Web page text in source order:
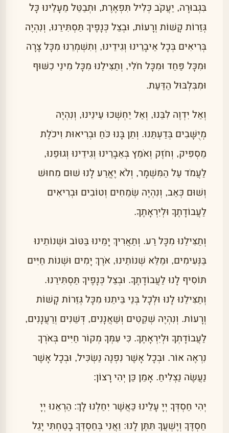
בִּגְבוּרָה, יַעֲקֹב כְּלִיל תִּפְאֶרֶת, וּתְבַטֵּל מֵעָלֵינוּ כָּל
גְּזֵרוֹת קָשׁוֹת וְרָעוֹת, וּבְצֵל כְּנָפֶיךָ תַּסְתִּירֵנוּ, וְנִהְיֶה
בְּרִיאִים בְּכָל אֵיבָרֵינוּ וְגִידֵינוּ, וְתִשְׁמְרֵנוּ מִכָּל צָרָה
וּמִכָּל פַּחַד וּמִכָּל חֹלִי, וְתַצִּילֵנוּ מִכָּל מִינֵי כִשּׁוּף
וּמִבִּלְבּוּל הַדַּעַת.
וְאַל יִדְוֶה לִבֵּנוּ, וְאַל יַחְשְׁכוּ עֵינֵינוּ, וְנִהְיֶה
מְיֻשָּׁבִים בְּדַעְתֵּנוּ. וְתֵן בָּנוּ כֹּחַ וּבְרִיאוּת וִיכֹלֶת
מַסְפִּיק, וְחֹזֶק וְאֹמֵץ בְּאֵבָרֵינוּ וְגִידֵינוּ וְגוּפֵנוּ,
לַעֲמֹד עַל הַמִּשְׁמָר, וְלֹא יֶאֱרַע לָנוּ שׁוּם מִחוּשׁ
וְשׁוּם כְּאֵב, וְנִהְיֶה שְׂמֵחִים וְטוֹבִים וּבְרִיאִים
לַעֲבוֹדָתֶךָ וּלְיִרְאָתֶךָ.
וְתַצִּילֵנוּ מִכָּל רַע. וְתַאֲרִיךְ יָמֵינוּ בַּטּוֹב וּשְׁנוֹתֵינוּ
בַּנְּעִימִים, וּמַלֵּא שְׁנוֹתֵינוּ, אֹרֶךְ יָמִים וּשְׁנוֹת חַיִּים
תּוֹסִיף לָנוּ לַעֲבוֹדָתֶךָ. וּבְצֵל כְּנָפֶיךָ תַּסְתִּירֵנוּ.
וְתַצִּילֵנוּ לָנוּ וּלְכָל בְּנֵי בֵּיתֵנוּ מִכָּל גְּזֵרוֹת קָשׁוֹת
וְרָעוֹת. וְנִהְיֶה שְׁקֵטִים וְשַׁאֲנָנִים, דְּשֵׁנִים וְרַעֲנָנִים,
לַעֲבוֹדָתְךָ וּלְיִרְאָתֶךָ. כִּי עִמְּךָ מְקוֹר חַיִּים בְּאֹרְךָ
נִרְאֶה אוֹר. וּבְכָל אָשֶׁר נִפְנֶה נַשְׂכִּיל, וּבְכָל אָשֶׁר
נַעֲשֶׂה נַצְלִיחַ. אָמֵן כֵּן יְהִי רָצוֹן:
יְהִי חַסְדְּךָ יְיָ עָלֵינוּ כַּאֲשֶׁר יִחַלְנוּ לָךְ: הַרְאֵנוּ יְיָ
חַסְדֶּךָ וְיֶשְׁעֲךָ תִּתֶּן לָנוּ: וַאֲנִי בְּחַסְדְּךָ בָטַחְתִּי יָגֵל